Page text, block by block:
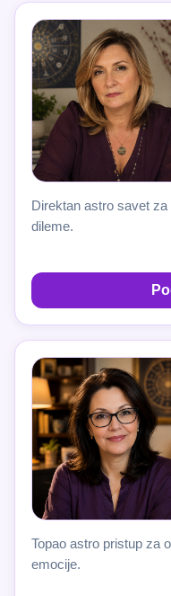
Direktan astro savet
dileme.
Topao astro pristup za
emocije.